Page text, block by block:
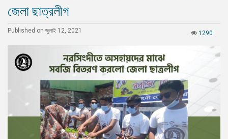
দলের
বিশেষ
নিবন্ধ
জেলা ছাত্রলীগ
1290
Published on জুলাই 12, 2021